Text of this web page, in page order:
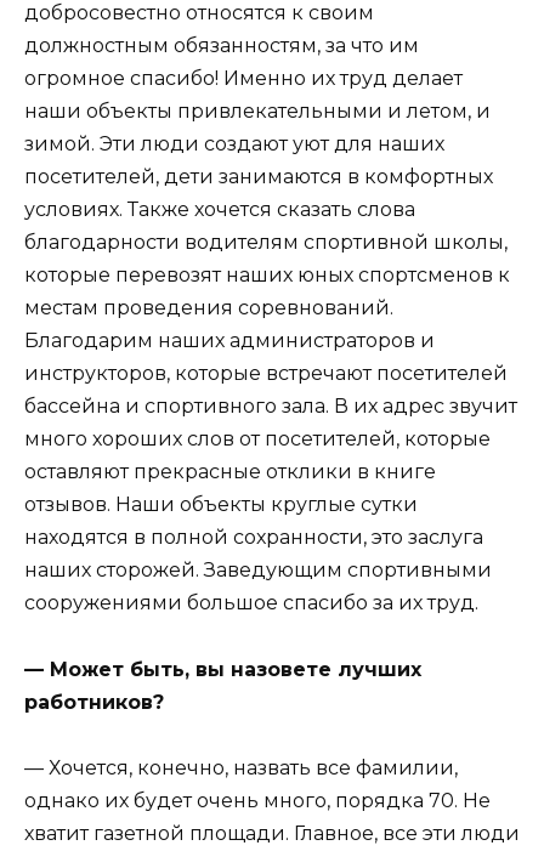
добросовестно относятся к своим
должностным обязанностям, за что им
огромное спасибо! Именно их труд делает
наши объекты привлекательными и летом, и
зимой. Эти люди создают уют для наших
посетителей, дети занимаются в комфортных
условиях. Также хочется сказать слова
благодарности водителям спортивной школы,
которые перевозят наших юных спортсменов к
местам проведения соревнований.
Благодарим наших администраторов и
инструкторов, которые встречают посетителей
бассейна и спортивного зала. В их адрес звучит
много хороших слов от посетителей, которые
оставляют прекрасные отклики в книге
отзывов. Наши объекты круглые сутки
находятся в полной сохранности, это заслуга
наших сторожей. Заведующим спортивными
сооружениями большое спасибо за их труд.
— Может быть, вы назовете лучших
работников?
— Хочется, конечно, назвать все фамилии,
однако их будет очень много, порядка 70. Не
хватит газетной площади. Главное, все эти люди